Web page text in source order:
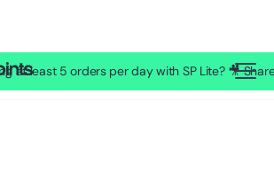
at least 5 orders per day with SP Lite? 🎥